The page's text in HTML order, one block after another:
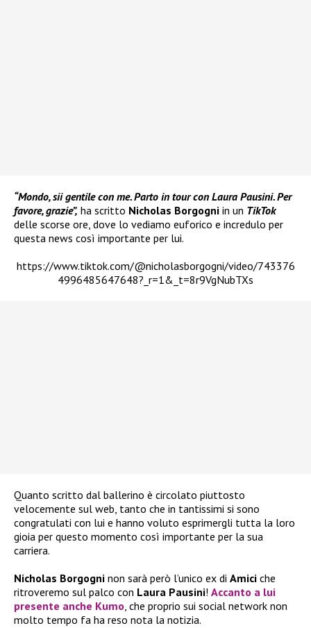
“Mondo, sii gentile con me. Parto in tour con Laura Pausini. Per
favore, grazie”, ha scritto Nicholas Borgogni in un TikTok
delle scorse ore, dove lo vediamo euforico e incredulo per
questa news così importante per lui.
https://www.tiktok.com/@nicholasborgogni/video/743376
4996485647648?_r=1&_t=8r9VgNubTXs
Quanto scritto dal ballerino è circolato piuttosto
velocemente sul web, tanto che in tantissimi si sono
congratulati con lui e hanno voluto esprimergli tutta la loro
gioia per questo momento così importante per la sua
carriera.
Nicholas Borgogni non sarà però l’unico ex di Amici che
ritroveremo sul palco con Laura Pausini! Accanto a lui
presente anche Kumo, che proprio sui social network non
molto tempo fa ha reso nota la notizia.